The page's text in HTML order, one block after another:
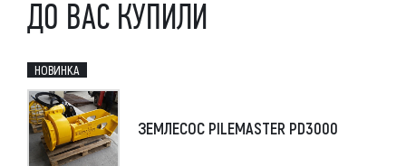
ДО ВАС КУПИЛИ
НОВИНКА
ЗЕМЛЕСОС PILEMASTER PD3000